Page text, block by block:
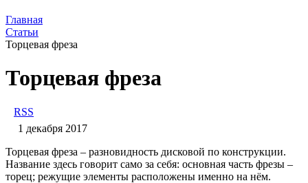
Главная
Статьи
​Торцевая фреза
​Торцевая фреза
RSS
1 декабря 2017
Торцевая фреза – разновидность дисковой по конструкции.
Название здесь говорит само за себя: основная часть фрезы –
торец; режущие элементы расположены именно на нём.